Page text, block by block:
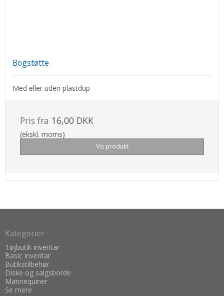
Bogstøtte
Med eller uden plastdup
Pris fra 16,00 DKK
(ekskl. moms)
Vis produkt
Kategorier
Tøjbutik inventar
Basic inventar
Butikstilbehør
Diske og salgsborde
Mannequiner
Se mere